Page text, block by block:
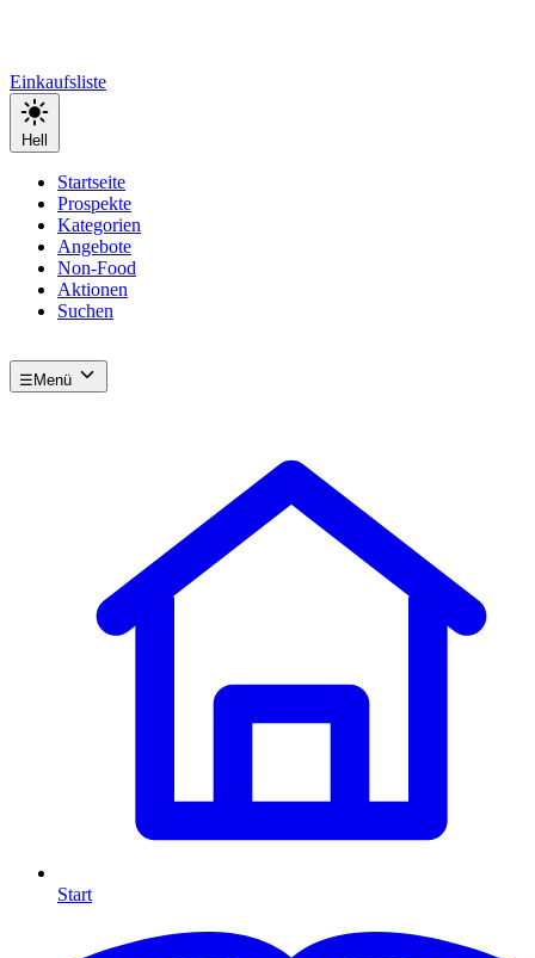
Einkaufsliste
Hell
Startseite
Prospekte
Kategorien
Angebote
Non-Food
Aktionen
Suchen
☰ Menü
Start